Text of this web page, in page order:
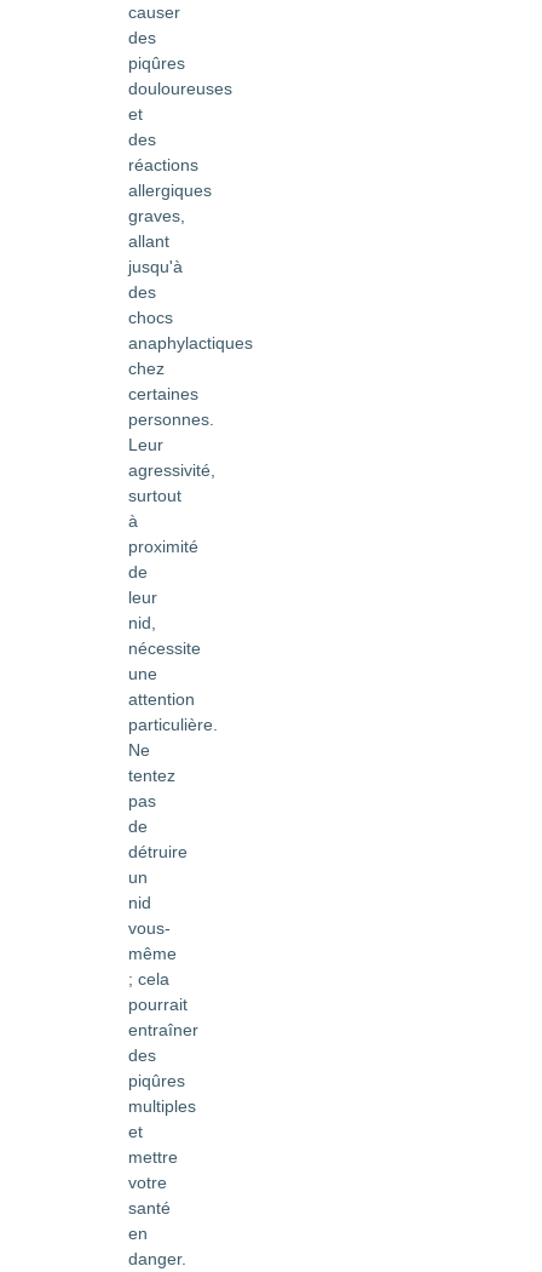
causer
des
piqûres
douloureuses
et
des
réactions
allergiques
graves,
allant
jusqu'à
des
chocs
anaphylactiques
chez
certaines
personnes.
Leur
agressivité,
surtout
à
proximité
de
leur
nid,
nécessite
une
attention
particulière.
Ne
tentez
pas
de
détruire
un
nid
vous-
même
; cela
pourrait
entraîner
des
piqûres
multiples
et
mettre
votre
santé
en
danger.